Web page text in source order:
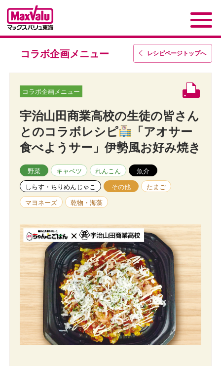
レシピページトップへ
コラボ企画メニュー
コラボ企画メニュー
宇治山田商業高校の生徒の皆さん
とのコラボレシピ
「アオサー
食べようサー」伊勢風お好み焼き
野菜 キャベツ れんこん 魚介
しらす・ちりめんじゃこ その他 たまご
マヨネーズ 乾物・海藻